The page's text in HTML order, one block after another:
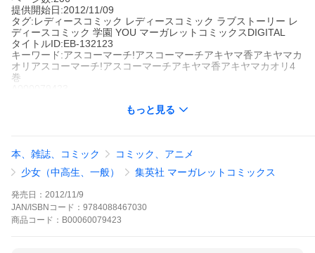
提供開始日:2012/11/09
タグ:レディースコミック レディースコミック ラブストーリー レ
ディースコミック 学園 YOU マーガレットコミックスDIGITAL
タイトルID:EB-132123
キーワード:アスコーマーチ!アスコーマーチアキヤマ香アキヤマカ
オリアスコーマーチ!アスコーマーチアキヤマ香アキヤマカオリ4
巻
ースコミック 学園 YOU
マーガレットコミックスDIGITAL
2年に進級した直たち。自分の未来は自分で選ぶ!2年で電子科に進
級した直はそこで松本という男子と新しくクラスメイトになる。
部活やクラス委員をやるのは全て就職のためのポイント稼ぎだと
いう松本に直は…!?また一度は直を振ったアルトの心には変化
が…。
アスコーマーチ!の作品をもっと見る
もっと見る
本、雑誌、コミック
コミック、アニメ
少女（中高生、一般）
集英社 マーガレットコミックス
発売日： 2012/11/9
JAN/ISBNコード： 9784088467030
商品 コード： B00060079423